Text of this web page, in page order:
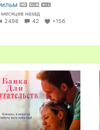
назад
2498
42 +156